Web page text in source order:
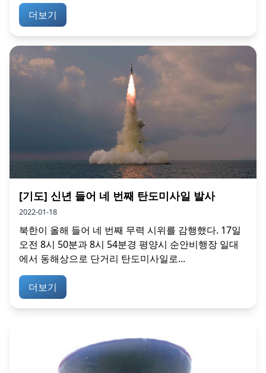
더보기
[기도] 신년 들어 네 번째 탄도미사일 발사
2022-01-18
북한이 올해 들어 네 번째 무력 시위를 감행했다. 17일
오전 8시 50분과 8시 54분경 평양시 순안비행장 일대
에서 동해상으로 단거리 탄도미사일로...
더보기